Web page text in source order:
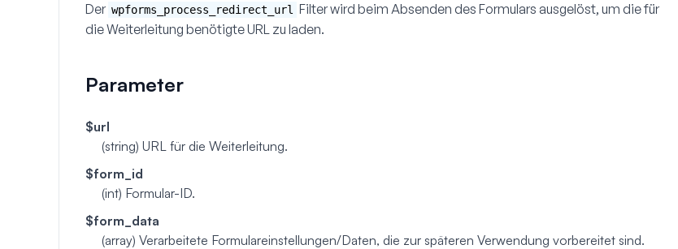
Der wpforms_process_redirect_url
Filter wird beim Absenden des Formulars ausgelöst, um die für
die Weiterleitung benötigte URL zu laden.
Parameter
$url
(string) URL für die Weiterleitung.
$form_id
(int) Formular-ID.
$form_data
(array) Verarbeitete Formulareinstellungen/Daten, die zur späteren Verwendung vorbereitet sind.